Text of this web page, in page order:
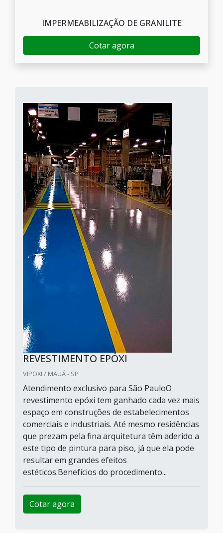
IMPERMEABILIZAÇÃO DE GRANILITE
Cotar agora
REVESTIMENTO EPÓXI
VIPOXI / MAUÁ - SP
Atendimento exclusivo para São PauloO
revestimento epóxi tem ganhado cada vez mais
espaço em construções de estabelecimentos
comerciais e industriais. Até mesmo residências
que prezam pela fina arquitetura têm aderido a
este tipo de pintura para piso, já que ela pode
resultar em grandes efeitos
estéticos.Benefícios do procedimento...
Cotar agora